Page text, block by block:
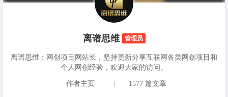
离谱思维 管理员
离谱思维：网创项目网站长，坚持更新分享互联网各类网创项目和
个人网创经验，欢迎大家的访问。
作者主页 1577 篇文章